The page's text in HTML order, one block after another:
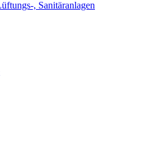
, Sanitäranlagen